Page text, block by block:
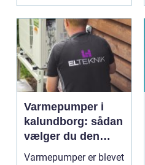
Varmepumper i
kalundborg: sådan
vælger du den
rigtige løsning
Varmepumper er blevet